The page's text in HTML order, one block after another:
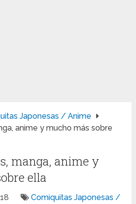
Japonesas / Anime
anime y mucho más sobre
manga, anime y
ella
Comiquitas Japonesas /